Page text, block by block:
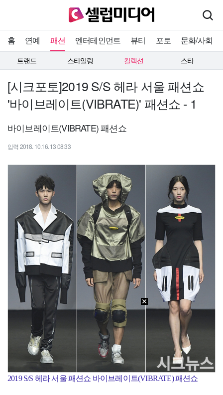
홈 연예 패션 엔터테인먼트 뷰티 포토 문화/사회
트랜드 스타일링 컬렉션 스타
[시크포토]2019 S/S 헤라 서울 패션쇼
'바이브레이트(VIBRATE)' 패션쇼 - 1
바이브레이트(VIBRATE) 패션쇼
입력 2018. 10.16. 13:08:33
2019 S/S 헤라 서울 패션쇼 바이브레이트(VIBRATE) 패션쇼